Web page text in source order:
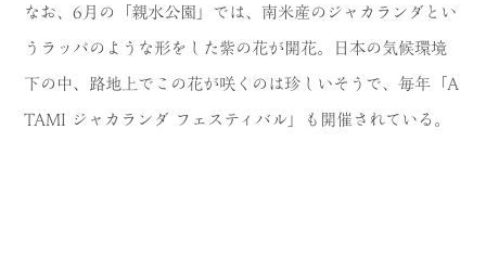
なお、6月の「親水公園」では、南米産のジャカランダとい
うラッパのような形をした紫の花が開花。日本の気候環境
下の中、路地上でこの花が咲くのは珍しいそうで、毎年「A
TAMI ジャカランダ フェスティバル」も開催されている。